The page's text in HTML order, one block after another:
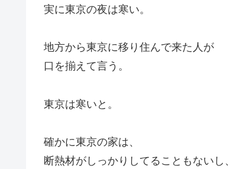
実に東京の夜は寒い。
地方から東京に移り住んで来た人が
口を揃えて言う。
東京は寒いと。
確かに東京の家は、
断熱材がしっかりしてることもないし、